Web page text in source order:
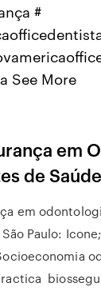
#
See More
em
de
em
Paulo: